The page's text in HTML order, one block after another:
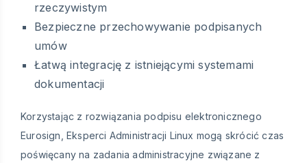
rzeczywistym
Bezpieczne przechowywanie podpisanych
umów
Łatwą integrację z istniejącymi systemami
dokumentacji
Korzystając z rozwiązania podpisu elektronicznego
Eurosign, Eksperci Administracji Linux mogą skrócić czas
poświęcany na zadania administracyjne związane z